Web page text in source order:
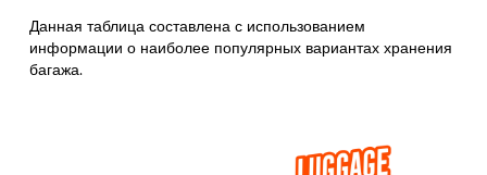
Данная таблица составлена с использованием
информации о наиболее популярных вариантах хранения
багажа.